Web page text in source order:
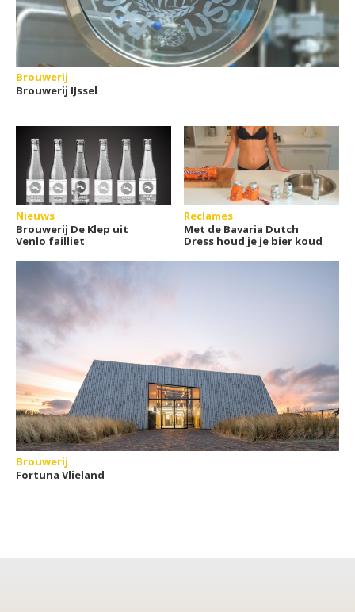
Brouwerij
Brouwerij IJssel
Nieuws
Brouwerij De Klep uit
Venlo failliet
Reclames
Met de Bavaria Dutch
Dress houd je je bier koud
Brouwerij
Fortuna Vlieland